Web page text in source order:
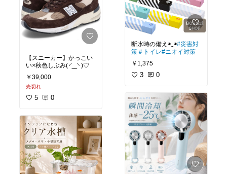
【スニーカー】かっこい
い×秋色しぶみ(⁠ ⁠◜⁠‿⁠◝⁠ ⁠)⁠♡
￥39,000
売切れ
5 0
断水時の備え◉⁠‿⁠◉#災害対
策＃トイレ#ニオイ対策
￥1,375
3 0